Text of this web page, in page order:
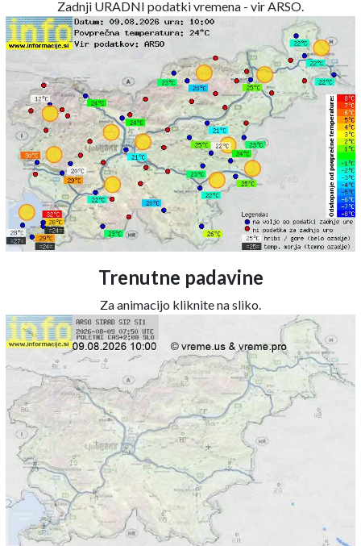
Zadnji URADNI podatki vremena - vir ARSO.
Trenutne padavine
Za animacijo kliknite na sliko.